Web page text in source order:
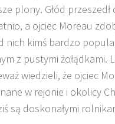
plony. Głód
a ojciec Moreau
nich kimś bardzo
z pustymi żołądkami.
wiedzieli, że ojciec
w rejonie i okolicy
są doskonałymi